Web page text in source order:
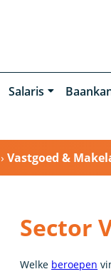
Salaris
›Vastgoed &
Sector
Welke beroepen